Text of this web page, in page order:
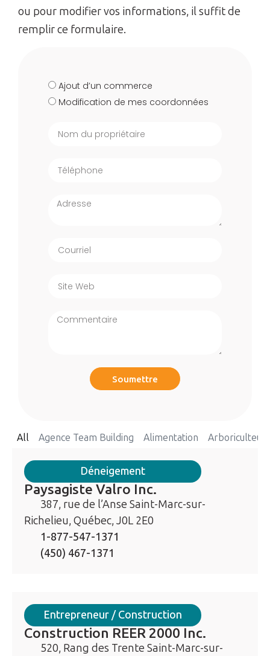
ou pour modifier vos informations, il suffit de
remplir ce formulaire.
Ajout d’un commerce
Modification de mes coordonnées
Soumettre
Agence Team Building Alimentation Arboriculteur
All
Déneigement
Paysagiste Valro Inc.
387, rue de l’Anse Saint-Marc-sur-
Richelieu, Québec, J0L 2E0
1-877-547-1371
(450) 467-1371
Entrepreneur / Construction
Construction REER 2000 Inc.
520, Rang des Trente Saint-Marc-sur-